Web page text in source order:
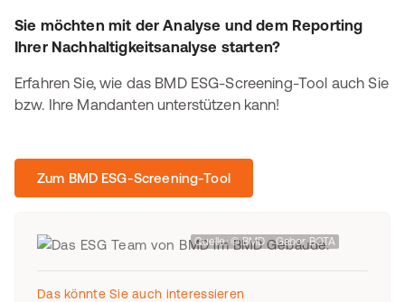
Sie möchten mit der Analyse und dem Reporting
Ihrer Nachhaltigkeitsanalyse starten?
Erfahren Sie, wie das BMD ESG-Screening-Tool auch Sie
bzw. Ihre Mandanten unterstützen kann!
Zum BMD ESG-Screening-Tool
Quelle: © BMD - Gabor BOTA
Das könnte Sie auch interessieren